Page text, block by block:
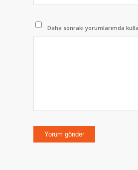
Daha sonraki yorumlarımda